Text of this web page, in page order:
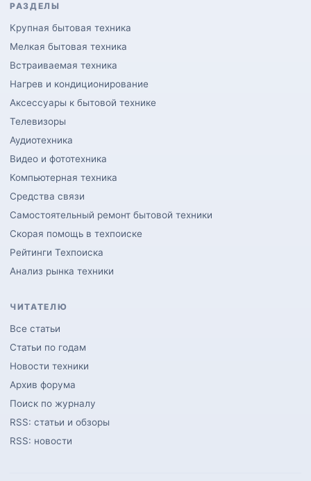
РАЗДЕЛЫ
Крупная бытовая техника
Мелкая бытовая техника
Встраиваемая техника
Нагрев и кондиционирование
Аксессуары к бытовой технике
Телевизоры
Аудиотехника
Видео и фототехника
Компьютерная техника
Средства связи
Самостоятельный ремонт бытовой техники
Скорая помощь в техпоиске
Рейтинги Техпоиска
Анализ рынка техники
ЧИТАТЕЛЮ
Все статьи
Статьи по годам
Новости техники
Архив форума
Поиск по журналу
RSS: статьи и обзоры
RSS: новости